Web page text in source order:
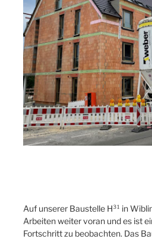
Auf unserer Baustelle H³¹ in
Arbeiten weiter voran und es ist
Fortschritt zu beobachten. Das